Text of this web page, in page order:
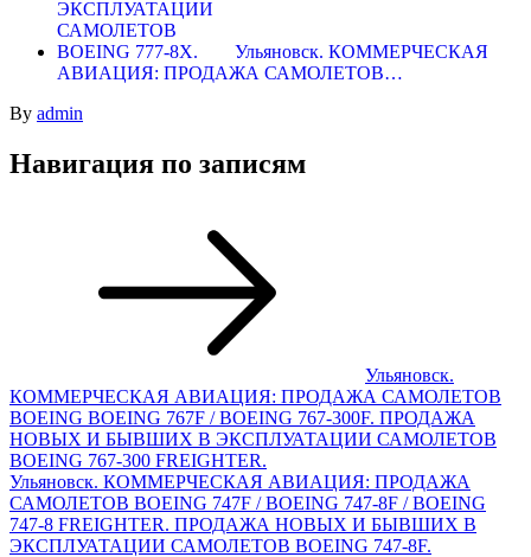
Ульяновск. КОММЕРЧЕСКАЯ
АВИАЦИЯ: ПРОДАЖА САМОЛЕТОВ…
By admin
Навигация по записям
Ульяновск.
КОММЕРЧЕСКАЯ АВИАЦИЯ: ПРОДАЖА САМОЛЕТОВ
BOEING BOEING 767F / BOEING 767-300F. ПРОДАЖА
НОВЫХ И БЫВШИХ В ЭКСПЛУАТАЦИИ САМОЛЕТОВ
BOEING 767-300 FREIGHTER.
Ульяновск. КОММЕРЧЕСКАЯ АВИАЦИЯ: ПРОДАЖА
САМОЛЕТОВ BOEING 747F / BOEING 747-8F / BOEING
747-8 FREIGHTER. ПРОДАЖА НОВЫХ И БЫВШИХ В
ЭКСПЛУАТАЦИИ САМОЛЕТОВ BOEING 747-8F.